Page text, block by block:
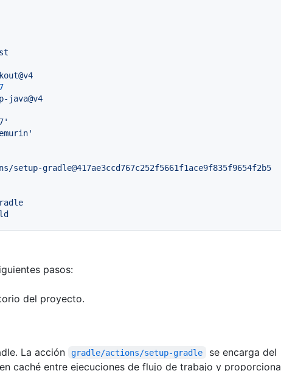
java@v4
setup-gradle@417ae3ccd767c252f5661f1ace9f835f9654f2b5
pasos:
del proyecto.
La acción gradle/actions/setup-gradle
se encarga del
caché entre ejecuciones de flujo de trabajo y proporciona